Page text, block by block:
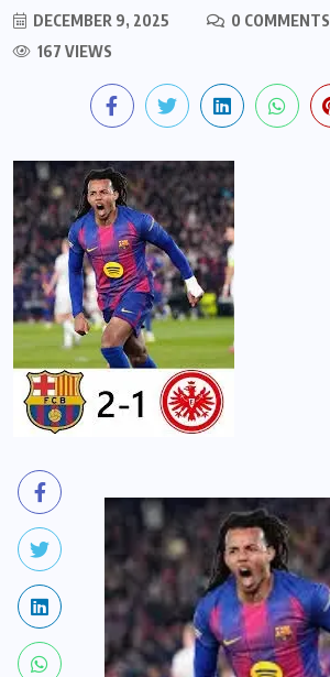
DECEMBER 9, 2025
0 COMMENTS
167 VIEWS